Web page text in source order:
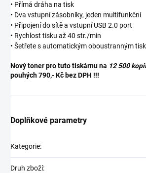
• Přímá dráha na tisk
• Dva vstupní zásobníky, jeden multifunkční
• Připojení do sítě a vstupní USB 2.0 port
• Rychlost tisku až 40 str./min
• Šetřete s automatickým oboustranným
Nový toner pro tuto tiskárnu na 12 500
pouhých 790,- Kč bez DPH !!!
Doplňkové parametry
Kategorie:
Druh zboží: